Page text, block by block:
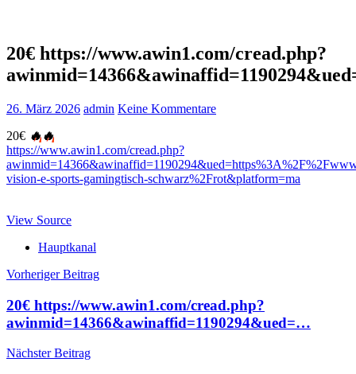
20€ https://www.awin1.com/cread.php?
26. März 2026 admin Keine Kommentare
20€ 🔥🔥
https://www.awin1.com/cread.php?
vision-e-sports-gamingtisch-schwarz%2Frot&platform=ma
View Source
Hauptkanal
Beitragsnavigation
Vorheriger Beitrag
20€ https://www.awin1.com/cread.php?
awinmid=14366&awinaffid=1190294&ued=…
Nächster Beitrag